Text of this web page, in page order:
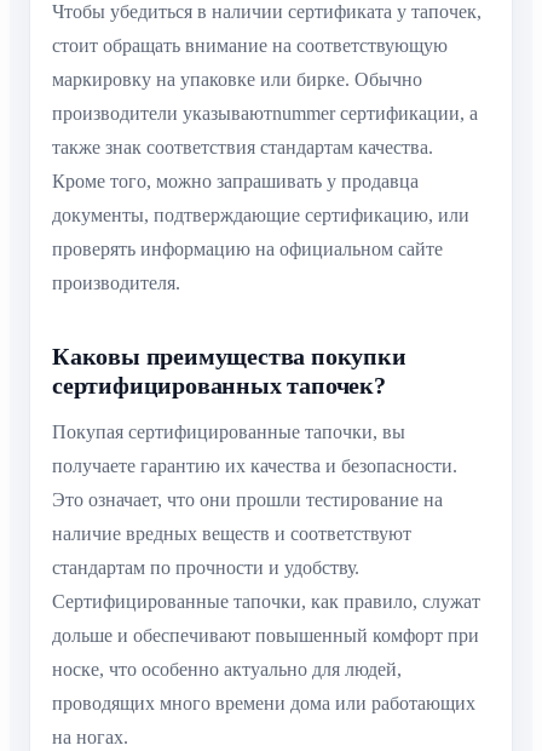
Чтобы убедиться в наличии сертификата у тапочек,
стоит обращать внимание на соответствующую
маркировку на упаковке или бирке. Обычно
производители указываютnummer сертификации, а
также знак соответствия стандартам качества.
Кроме того, можно запрашивать у продавца
документы, подтверждающие сертификацию, или
проверять информацию на официальном сайте
производителя.
Каковы преимущества покупки
сертифицированных тапочек?
Покупая сертифицированные тапочки, вы
получаете гарантию их качества и безопасности.
Это означает, что они прошли тестирование на
наличие вредных веществ и соответствуют
стандартам по прочности и удобству.
Сертифицированные тапочки, как правило, служат
дольше и обеспечивают повышенный комфорт при
носке, что особенно актуально для людей,
проводящих много времени дома или работающих
на ногах.